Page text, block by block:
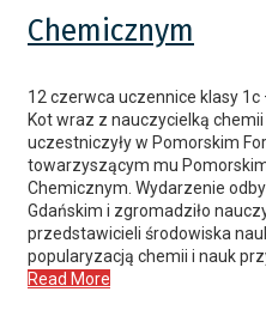
Chemicznym
12 czerwca uczennice klasy
Kot wraz z nauczycielką
uczestniczyły w Pomorskim
towarzyszącym mu
Chemicznym. Wydarzenie
Gdańskim i zgromadziło
przedstawicieli środowiska
popularyzacją chemii i nauk
Read More